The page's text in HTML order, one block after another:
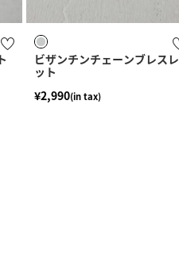
ビザンチンチェーンブレスレ
ット
¥2,990(in tax)